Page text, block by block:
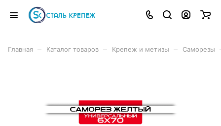
Главная Каталог товаров Крепеж и метизы Саморезы